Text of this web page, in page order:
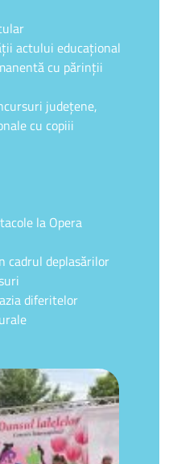
actului educaţional
cu părinţii
judeţene,
cu copiii
la Opera
cadrul deplasărilor
diferitelor